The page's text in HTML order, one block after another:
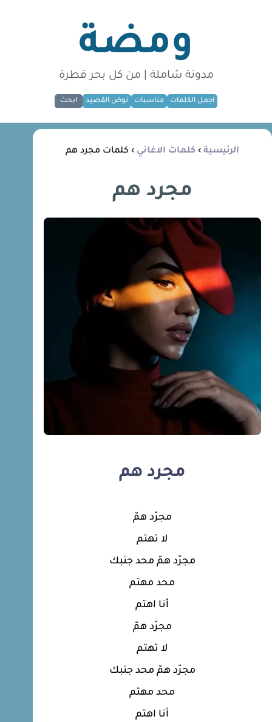
ومضة
مدونة شاملة | من كل بحر قطرة
اجمل الكلمات مناسبات نوض القصيد ابحث
الرئيسية › كلمات الاغاني › كلمات مجرد هم
مجرد هم
مجرد هم
مجرّد همّ
لا تهتم
مجرّد همّ محد جنبك
محد مهتم
أنا اهتم
مجرّد همّ
لا تهتم
مجرّد همّ محد جنبك
محد مهتم
أنا اهتم